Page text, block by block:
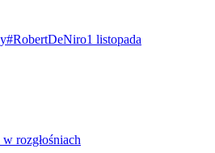
#RobertDeNiro1 listopada
rozgłośniach